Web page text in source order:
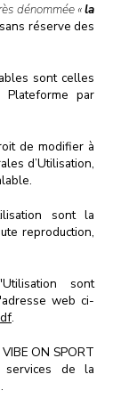
dénommée «la
réserve des
sont celles
par
de modifier à
d’Utilisation,
sont la
reproduction,
sont
web ci-
.
ON SPORT
services de la
.